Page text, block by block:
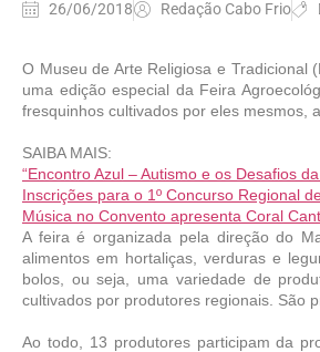
26/06/2018 Redação Cabo Frio
O Museu de Arte Religiosa e Tradicional
uma edição especial da Feira
fresquinhos cultivados por eles mesmos,
SAIBA MAIS:
“Encontro Azul – Autismo e os Desafios
Inscrições para o 1º Concurso Regional
Música no Convento apresenta Coral
A feira é organizada pela direção do
alimentos em hortaliças, verduras e
bolos, ou seja, uma variedade de
cultivados por produtores regionais. São
Ao todo, 13 produtores participam da